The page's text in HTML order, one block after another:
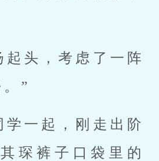
起头，考虑了一阵
”
学一起，刚走出阶
琛裤子口袋里的